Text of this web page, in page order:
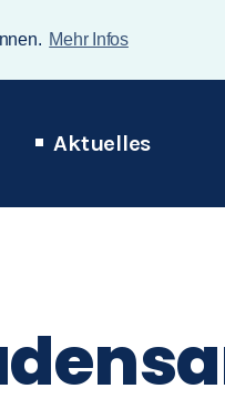
Mehr Infos
Aktuelles